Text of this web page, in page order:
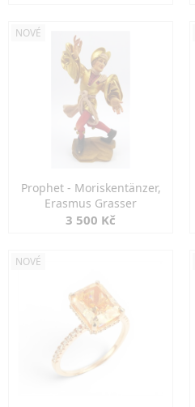
NOVÉ
Prophet - Moriskentänzer,
Erasmus Grasser
3 500 Kč
NOVÉ